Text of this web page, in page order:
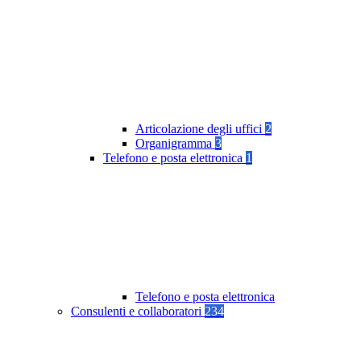
Articolazione degli uffici 2
Organigramma 3
Telefono e posta elettronica 1
Telefono e posta elettronica
Consulenti e collaboratori 234